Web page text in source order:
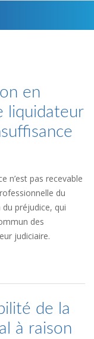
en
liquidateur
n’est pas recevable
du
préjudice, qui
des
judiciaire.
de la
à raison